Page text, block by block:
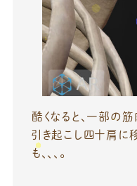
酷くなると、一部の
引き起こし四十肩に
も、、、。